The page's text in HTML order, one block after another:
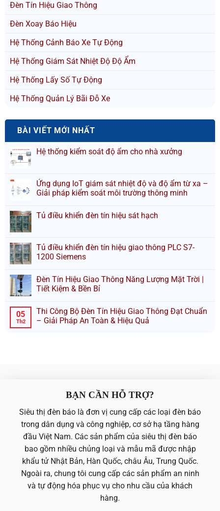
Đèn Tín Hiệu Giao Thông
Đèn Xoay Báo Hiệu
Hệ Thống Cảnh Báo Xe Tự Động
Hệ Thống Giám Sát Nhiệt Độ Độ Ẩm
Hệ Thống Lấy Số Tự Động
Hệ Thống Quản Lý Bãi Đỗ Xe
BÀI VIẾT MỚI NHẤT
Hệ thống kiểm soát độ ẩm cho nhà xưởng
Ứng dụng IoT giám sát nhiệt độ và độ ẩm từ xa –
Giải pháp kiểm soát môi trường thông minh
Tủ điều khiển đèn tín hiệu sát hạch
Tủ điều khiển đèn tín hiệu giao thông PLC S7-
1200 Siemens
Đèn Tín Hiệu Giao Thông Năng Lượng Mặt Trời |
Tiết Kiệm & Bền Bỉ
05
Th2
Thi Công Bộ Đèn Tín Hiệu Giao Thông Đạt Chuẩn
– Giải Pháp An Toàn & Hiệu Quả
BẠN CẦN HỖ TRỢ?
Siêu thị đèn báo là đơn vị cung cấp các loại đèn báo
trong dân dụng và công nghiệp, cơ sở hạ tầng hàng
đầu Việt Nam. Các sản phẩm của siêu thị đèn báo
bao gồm nhiều chủng loại và mẫu mã được nhập
khẩu tử Nhật Bản, Hàn Quốc, châu Âu, Trung Quốc.
Ngoài ra, chung tôi cung cấp các sản phẩm an ninh
và tự động hóa phục vụ cho nhu cầu của khách
hàng.